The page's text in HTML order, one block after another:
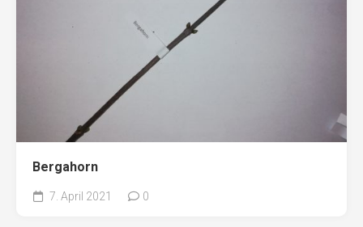
Bergahorn
7. April 2021 0